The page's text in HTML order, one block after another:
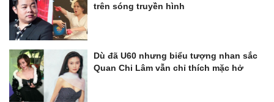
trên sóng truyền hình
Dù đã U60 nhưng biểu tượng nhan sắc
Quan Chi Lâm vẫn chỉ thích mặc hở